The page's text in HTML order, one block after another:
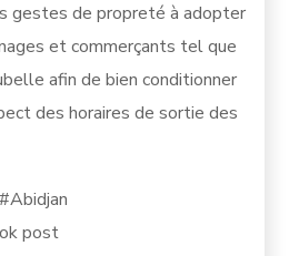
gestes de propreté à adopter
et commerçants tel que
afin de bien conditionner
des horaires de sortie des